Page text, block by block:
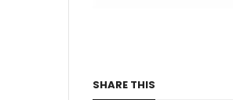
SHARE THIS